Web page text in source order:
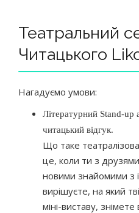
Театральний
Читацького
Нагадуємо умови:
Літературний Stand-up
читацький відгук.
Що таке
це, коли ти з
новими знайомими з
вирішуєте, на який
міні-виставу,